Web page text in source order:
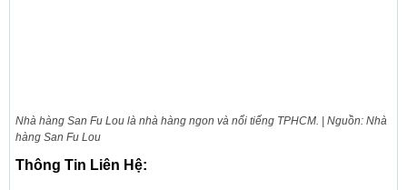
Nhà hàng San Fu Lou là nhà hàng ngon và nổi tiếng TPHCM. | Nguồn: Nhà
hàng San Fu Lou
Thông Tin Liên Hệ: